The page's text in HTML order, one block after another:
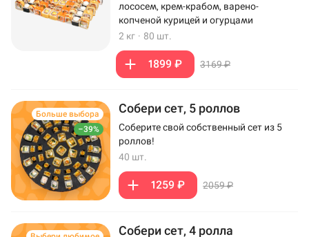
лососем, крем-крабом, варено-
копченой курицей и огурцами
2 кг · 80 шт.
1899 ₽ 3169 ₽
–39%
Больше выбора Собери сет, 5 роллов
Соберите свой собственный сет из 5
роллов!
40 шт.
1259 ₽ 2059 ₽
Собери сет, 4 ролла